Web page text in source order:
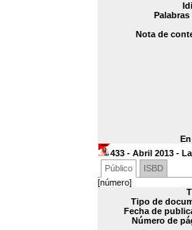
Palabras
Nota de
433 - Abril 2013 -
Público
ISBD
[número]
Tipo de
Fecha de
Número de